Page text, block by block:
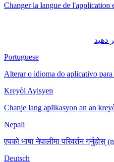
Changer la langue de l'application
Portuguese
Alterar o idioma do aplicativo
Kreyòl Ayisyen
Chanje lang aplikasyon an an
Nepali
एपको भाषा नेपालीमा परिवर्तन गर्नुहोस्
Deutsch